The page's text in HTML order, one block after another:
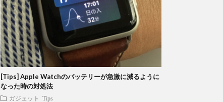
[Tips] Apple Watchのバッテリーが急激に減るように
なった時の対処法
ガジェット Tips